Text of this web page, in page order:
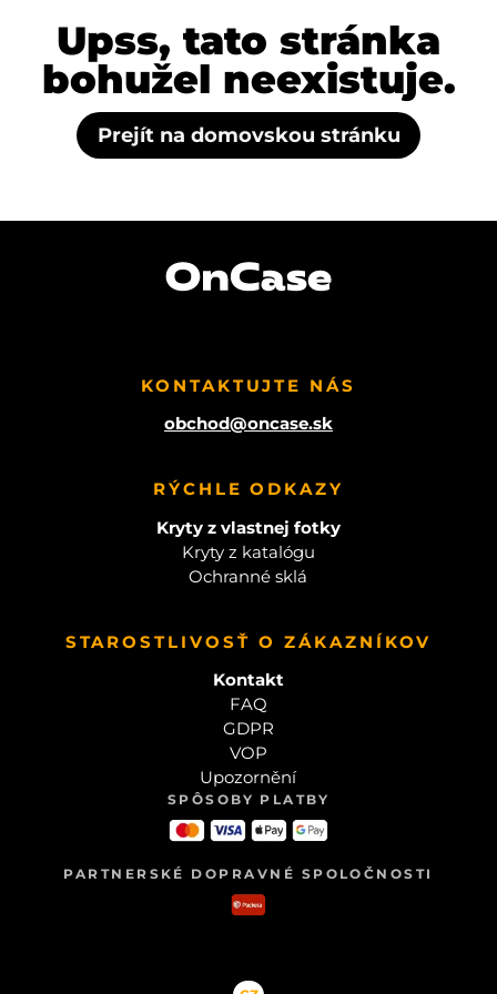
Upss, tato stránka
bohužel neexistuje.
Prejít na domovskou stránku
KONTAKTUJTE NÁS
obchod@oncase.sk
RÝCHLE ODKAZY
Kryty z vlastnej fotky
Kryty z katalógu
Ochranné sklá
STAROSTLIVOSŤ O ZÁKAZNÍKOV
Kontakt
FAQ
GDPR
VOP
Upozornění
SPÔSOBY PLATBY
PARTNERSKÉ DOPRAVNÉ SPOLOČNOSTI